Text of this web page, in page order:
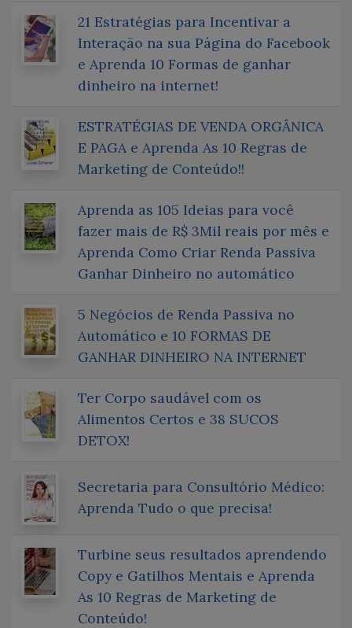
21 Estratégias para Incentivar a
Interação na sua Página do Facebook
e Aprenda 10 Formas de ganhar
dinheiro na internet!
ESTRATÉGIAS DE VENDA ORGÂNICA
E PAGA e Aprenda As 10 Regras de
Marketing de Conteúdo!!
Aprenda as 105 Ideias para você
fazer mais de R$ 3Mil reais por mês e
Aprenda Como Criar Renda Passiva
Ganhar Dinheiro no automático
5 Negócios de Renda Passiva no
Automático e 10 FORMAS DE
GANHAR DINHEIRO NA INTERNET
Ter Corpo saudável com os
Alimentos Certos e 38 SUCOS
DETOX!
Secretaria para Consultório Médico:
Aprenda Tudo o que precisa!
Turbine seus resultados aprendendo
Copy e Gatilhos Mentais e Aprenda
As 10 Regras de Marketing de
Conteúdo!